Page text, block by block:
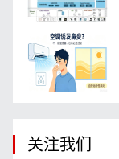
关注我们